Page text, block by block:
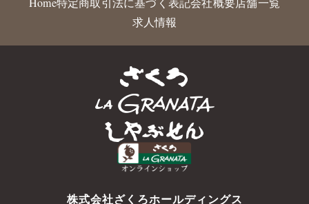
求人情報
株式会社ざくろホールディングス